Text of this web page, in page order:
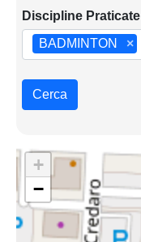
Discipline Praticate
×
BADMINTON
Cerca
+
−